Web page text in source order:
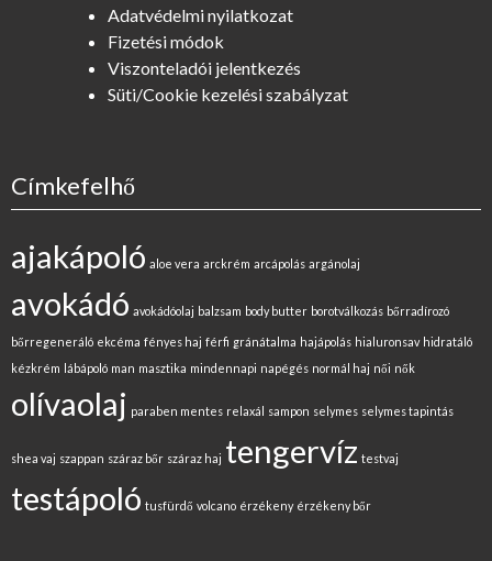
Adatvédelmi nyilatkozat
Fizetési módok
Viszonteladói jelentkezés
Süti/Cookie kezelési szabályzat
Címkefelhő
ajakápoló aloe vera arckrém arcápolás argánolaj
avokádó avokádóolaj balzsam body butter borotválkozás bőrradírozó
bőrregeneráló ekcéma fényes haj férfi gránátalma hajápolás hialuronsav hidratáló
kézkrém lábápoló man masztika mindennapi napégés normál haj női nők
olívaolaj paraben mentes relaxál sampon selymes selymes tapintás
shea vaj szappan száraz bőr száraz haj tengervíz testvaj
testápoló tusfürdő volcano érzékeny érzékeny bőr